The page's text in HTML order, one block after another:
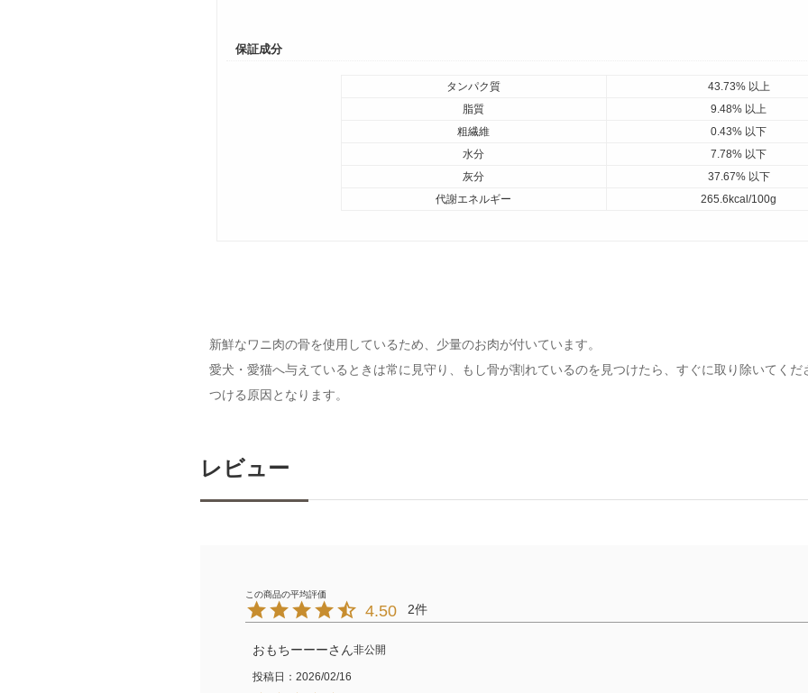
保証成分
タンパク質
43.73% 以上
脂質
9.48% 以上
粗繊維
0.43% 以下
水分
7.78% 以下
灰分
37.67% 以下
代謝エネルギー
265.6kcal/100g
新鮮なワニ肉の骨を使用しているため、少量のお肉が付いています。
愛犬・愛猫へ与えているときは常に見守り、もし骨が割れているのを見つけたら、すぐに取り除いてく
つける原因となります。
レビュー
4.50 2
おもちーーー 非公開
投稿日 2026/02/16